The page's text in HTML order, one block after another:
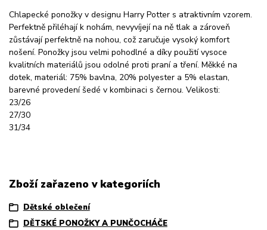
Chlapecké ponožky v designu Harry Potter s atraktivním vzorem.
Perfektně přiléhají k nohám, nevyvíjejí na ně tlak a zároveň
zůstávají perfektně na nohou, což zaručuje vysoký komfort
nošení. Ponožky jsou velmi pohodlné a díky použití vysoce
kvalitních materiálů jsou odolné proti praní a tření. Měkké na
dotek, materiál: 75% bavlna, 20% polyester a 5% elastan,
barevné provedení šedé v kombinaci s černou. Velikosti:
23/26
27/30
31/34
Zboží zařazeno v kategoriích
Dětské oblečení
DĚTSKÉ PONOŽKY A PUNČOCHÁČE